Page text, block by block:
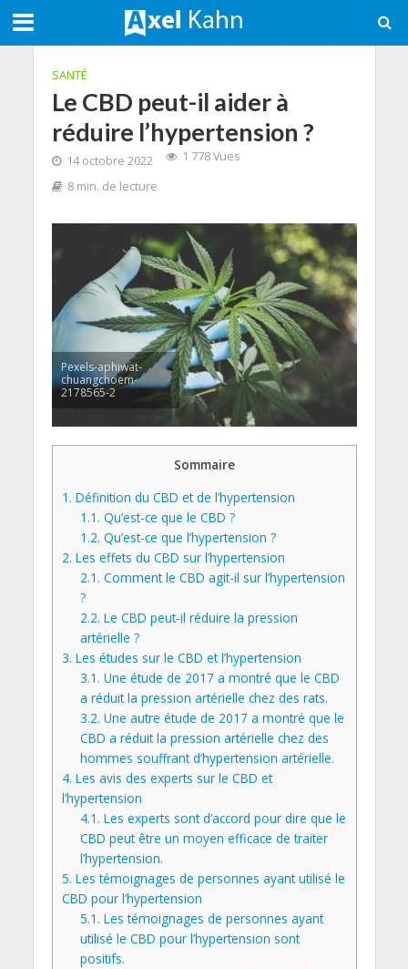
SANTÉ
Le CBD peut-il aider à
réduire l’hypertension ?
14 octobre 2022
1 778 Vues
8 min. de lecture
Pexels-aphiwat-
chuangchoem-
2178565-2
Sommaire
1. Définition du CBD et de l’hypertension
1.1. Qu’est-ce que le CBD ?
1.2. Qu’est-ce que l’hypertension ?
2. Les effets du CBD sur l’hypertension
2.1. Comment le CBD agit-il sur l’hypertension
?
2.2. Le CBD peut-il réduire la pression
artérielle ?
3. Les études sur le CBD et l’hypertension
3.1. Une étude de 2017 a montré que le CBD
a réduit la pression artérielle chez des rats.
3.2. Une autre étude de 2017 a montré que le
CBD a réduit la pression artérielle chez des
hommes souffrant d’hypertension artérielle.
4. Les avis des experts sur le CBD et
l’hypertension
4.1. Les experts sont d’accord pour dire que le
CBD peut être un moyen efficace de traiter
l’hypertension.
5. Les témoignages de personnes ayant utilisé le
CBD pour l’hypertension
5.1. Les témoignages de personnes ayant
utilisé le CBD pour l’hypertension sont
positifs.